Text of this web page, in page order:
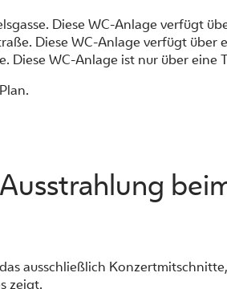
Diese WC-Anlage verfügt
Diese WC-Anlage verfügt über
Diese WC-Anlage ist nur über
ausschließlich
zeigt.